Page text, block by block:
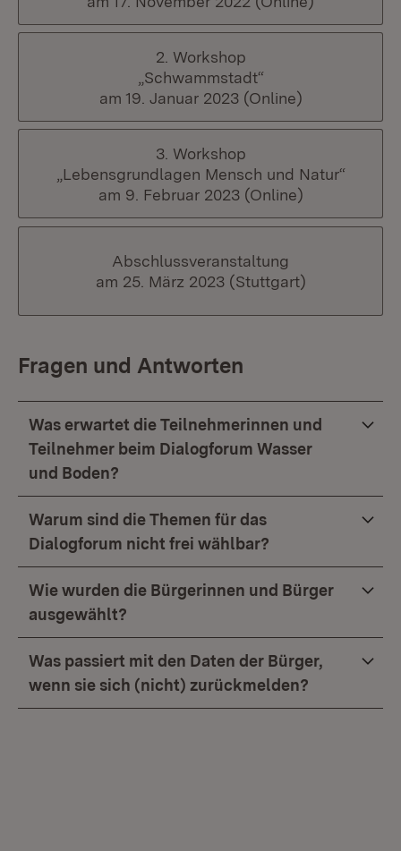
2. Workshop
„Schwammstadt“
am 19. Januar 2023 (Online)
3. Workshop
„Lebensgrundlagen Mensch und Natur“
am 9. Februar 2023 (Online)
Abschlussveranstaltung
am 25. März 2023 (Stuttgart)
Fragen und Antworten
Was erwartet die Teilnehmerinnen und
Teilnehmer beim Dialogforum Wasser
und Boden?
Warum sind die Themen für das
Dialogforum nicht frei wählbar?
Wie wurden die Bürgerinnen und Bürger
ausgewählt?
Was passiert mit den Daten der Bürger,
wenn sie sich (nicht) zurückmelden?